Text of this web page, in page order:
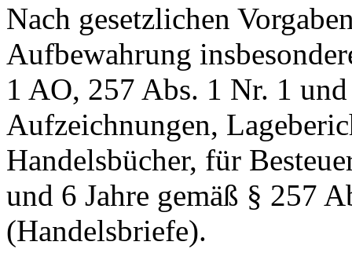
Nach gesetzlichen
Aufbewahrung
1 AO, 257 Abs. 1 Nr. 1
Aufzeichnungen,
Handelsbücher, für
und 6 Jahre gemäß § 257
(Handelsbriefe).